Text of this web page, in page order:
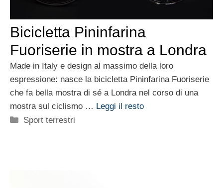
Bicicletta Pininfarina
Fuoriserie in mostra a Londra
Made in Italy e design al massimo della loro
espressione: nasce la bicicletta Pininfarina Fuoriserie
che fa bella mostra di sé a Londra nel corso di una
mostra sul ciclismo … Leggi il resto
Categorie
Sport terrestri